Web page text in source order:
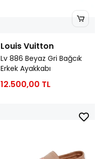
Louis Vuitton
Lv 886 Beyaz Gri Bağcık
Erkek Ayakkabı
12.500,00 TL